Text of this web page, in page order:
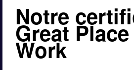
Notre
Great
Work